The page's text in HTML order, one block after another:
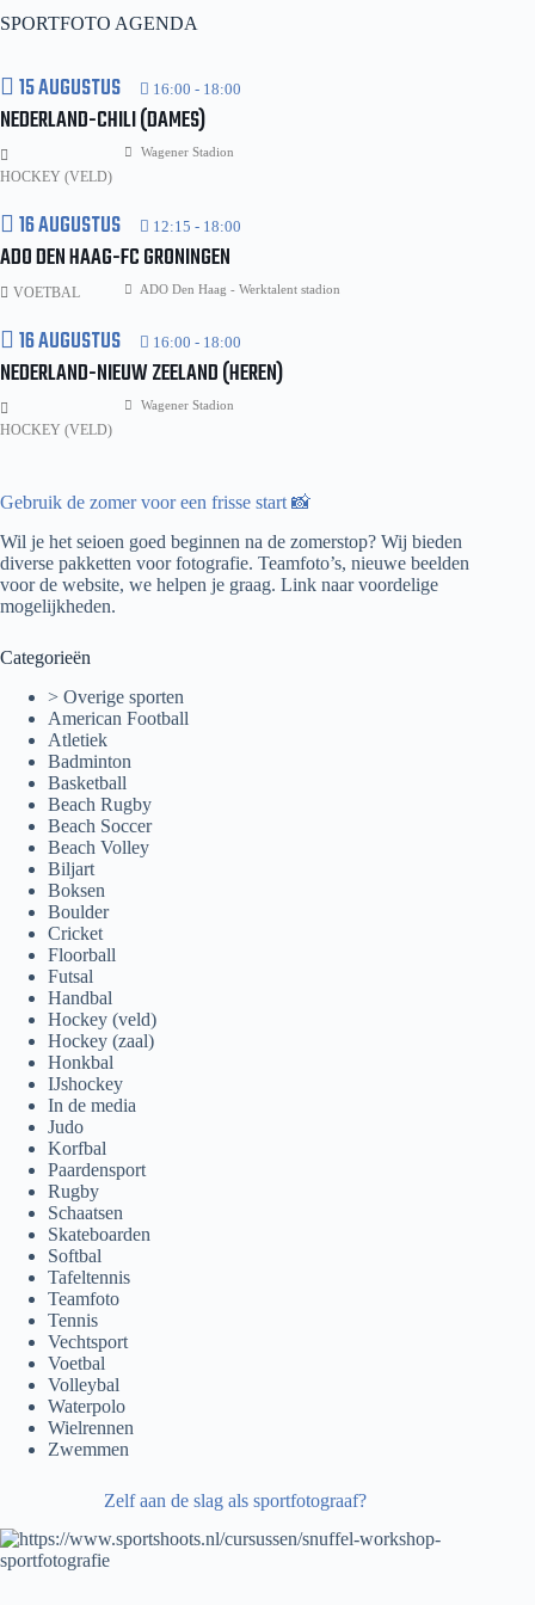
1SPORTFOTO AGENDA
15 AUGUSTUS 16:00 - 18:00
NEDERLAND-CHILI (DAMES)
Wagener Stadion
HOCKEY (VELD)
16 AUGUSTUS 12:15 - 18:00
ADO DEN HAAG-FC GRONINGEN
ADO Den Haag - Werktalent stadion
VOETBAL
16 AUGUSTUS 16:00 - 18:00
NEDERLAND-NIEUW ZEELAND (HEREN)
Wagener Stadion
HOCKEY (VELD)
Gebruik de zomer voor een frisse start 📸
Wil je het seioen goed beginnen na de zomerstop? Wij bieden
diverse pakketten voor fotografie. Teamfoto’s, nieuwe beelden
voor de website, we helpen je graag. Link naar voordelige
mogelijkheden.
Categorieën
> Overige sporten
American Football
Atletiek
Badminton
Basketball
Beach Rugby
Beach Soccer
Beach Volley
Biljart
Boksen
Boulder
Cricket
Floorball
Futsal
Handbal
Hockey (veld)
Hockey (zaal)
Honkbal
IJshockey
In de media
Judo
Korfbal
Paardensport
Rugby
Schaatsen
Skateboarden
Softbal
Tafeltennis
Teamfoto
Tennis
Vechtsport
Voetbal
Volleybal
Waterpolo
Wielrennen
Zwemmen
Zelf aan de slag als sportfotograaf?